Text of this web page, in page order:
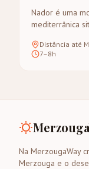
Nador é uma
mediterrânica
portal para
Espanha ou
Distância até
7–8h
Na MerzougaWay
Merzouga e o